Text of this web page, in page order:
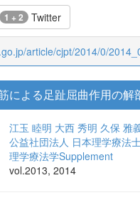
1 + 2 Twitter
article/cjpt/2014/0/
による足趾屈曲作用の解
江玉 睦明 大西 秀明 久保 雅
公益社団法人 日本理学療法
理学療法学Supplement
vol.2013, 2014